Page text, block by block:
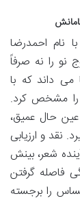
نام احمدرضا
نو را نه صرفاً
می داند که با
را مشخص کرد.
عین حال عمیق،
نقد و ارزیابی
شعر، بینش
فاصله گرفتن
را برجسته